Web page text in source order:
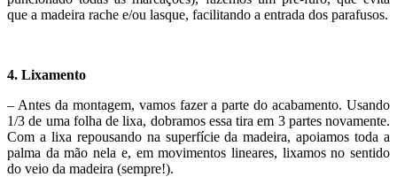
que a madeira rache e/ou lasque, facilitando a entrada dos parafusos.
4. Lixamento
– Antes da montagem, vamos fazer a parte do acabamento. Usando
1/3 de uma folha de lixa, dobramos essa tira em 3 partes novamente.
Com a lixa repousando na superfície da madeira, apoiamos toda a
palma da mão nela e, em movimentos lineares, lixamos no sentido
do veio da madeira (sempre!).